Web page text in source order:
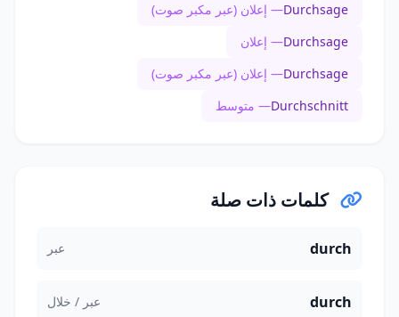
Durchsage— إعلان (عبر مكبر صوت)
Durchsage— إعلان
Durchsage— إعلان (عبر مكبر صوت)
Durchschnitt— متوسط
كلمات ذات صلة
durch عبر
durch عبر / خلال